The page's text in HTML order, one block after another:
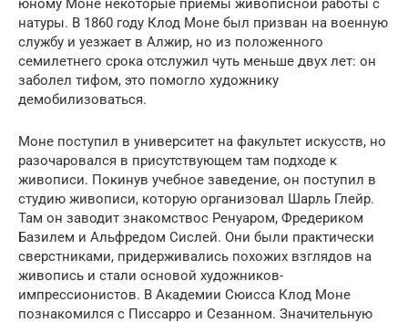
юному Моне некоторые приёмы живописной работы с
натуры. В 1860 году Клод Моне был призван на военную
службу и уезжает в Алжир, но из положенного
семилетнего срока отслужил чуть меньше двух лет: он
заболел тифом, это помогло художнику
демобилизоваться.
Моне поступил в университет на факультет искусств, но
разочаровался в присутствующем там подходе к
живописи. Покинув учебное заведение, он поступил в
студию живописи, которую организовал Шарль Глейр.
Там он заводит знакомствос Ренуаром, Фредериком
Базилем и Альфредом Сислей. Они были практически
сверстниками, придерживались похожих взглядов на
живопись и стали основой художников-
импрессионистов. В Академии Сюисса Клод Моне
познакомился с Писсарро и Сезанном. Значительную